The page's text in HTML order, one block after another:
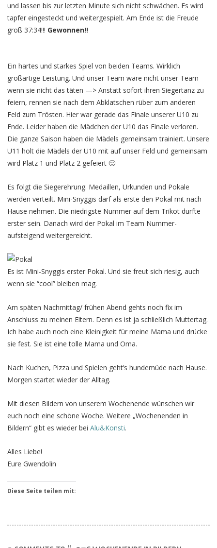
und lassen bis zur letzten Minute sich nicht schwächen. Es wird
tapfer eingesteckt und weitergespielt. Am Ende ist die Freude
groß 37:34!!! Gewonnen!!
Ein hartes und starkes Spiel von beiden Teams. Wirklich
großartige Leistung. Und unser Team wäre nicht unser Team
wenn sie nicht das täten —> Anstatt sofort ihren Siegertanz zu
feiern, rennen sie nach dem Abklatschen rüber zum anderen
Feld zum Trösten. Hier war gerade das Finale unserer U10 zu
Ende. Leider haben die Mädchen der U10 das Finale verloren.
Die ganze Saison haben die Mädels gemeinsam trainiert. Unsere
U11 holt die Mädels der U10 mit auf unser Feld und gemeinsam
wird Platz 1 und Platz 2 gefeiert 🙂
Es folgt die Siegerehrung. Medaillen, Urkunden und Pokale
werden verteilt. Mini-Snyggis darf als erste den Pokal mit nach
Hause nehmen. Die niedrigste Nummer auf dem Trikot durfte
erster sein. Danach wird der Pokal im Team Nummer-
aufsteigend weitergereicht.
Es ist Mini-Snyggis erster Pokal. Und sie freut sich riesig, auch
wenn sie “cool” bleiben mag.
Am späten Nachmittag/ frühen Abend gehts noch fix im
Anschluss zu meinen Eltern. Denn es ist ja schließlich Muttertag.
Ich habe auch noch eine Kleinigkeit für meine Mama und drücke
sie fest. Sie ist eine tolle Mama und Oma.
Nach Kuchen, Pizza und Spielen geht’s hundemüde nach Hause.
Morgen startet wieder der Alltag.
Mit diesen Bildern von unserem Wochenende wünschen wir
euch noch eine schöne Woche. Weitere „Wochenenden in
Bildern“ gibt es wieder bei Alu&Konsti.
Alles Liebe!
Eure Gwendolin
Diese Seite teilen mit: